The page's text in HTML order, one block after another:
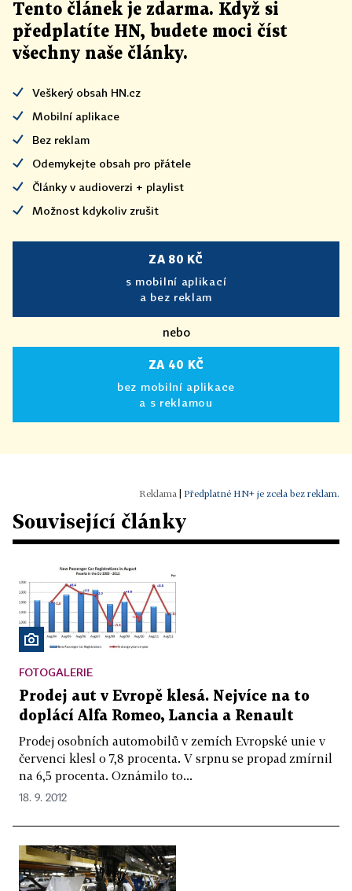
Tento článek je zdarma. Když si
předplatíte HN, budete moci číst
všechny naše články.
Veškerý obsah HN.cz
Mobilní aplikace
Bez reklam
Odemykejte obsah pro přátele
Články v audioverzi + playlist
Možnost kdykoliv zrušit
ZA 80 KČ
s mobilní aplikací
a bez reklam
nebo
ZA 40 KČ
bez mobilní aplikace
a s reklamou
Předplatné HN+ je zcela bez reklam.
Související články
FOTOGALERIE
Prodej aut v Evropě klesá. Nejvíce na to
doplácí Alfa Romeo, Lancia a Renault
Prodej osobních automobilů v zemích Evropské unie v
červenci klesl o 7,8 procenta. V srpnu se propad zmírnil
na 6,5 procenta. Oznámilo to...
18. 9. 2012